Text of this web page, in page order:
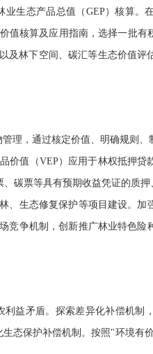
生态产品总值（GEP）核算。
值核算及应用指南，选择一批
及林下空间、碳汇等生态价值评
理，通过核定价值、明确规则
价值（VEP）应用于林权抵押贷
碳票等具有预期收益凭证的质
、生态修复保护等项目建设。加
竞争机制，创新推广林业特色险
益矛盾。探索差异化补偿机制
态保护补偿机制。按照"环境有